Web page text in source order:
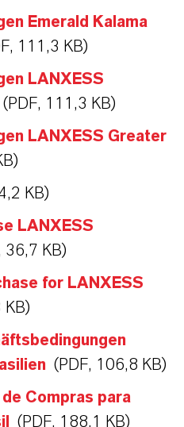
Emerald Kalama
111,3 KB)
LANXESS
(PDF, 111,3 KB)
LANXESS Greater
KB)
LANXESS
36,7 KB)
for LANXESS
KB)
(PDF, 106,8 KB)
Compras para
(PDF, 188,1 KB)